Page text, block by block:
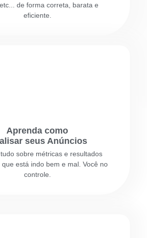
de forma correta, barata e
eficiente.
Aprenda como
seus Anúncios
sobre métricas e resultados
está indo bem e mal. Você no
controle.